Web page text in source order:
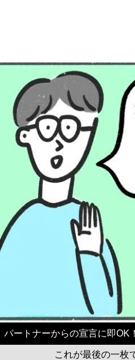
パートナーからの宣言に即OK
これが最後の一枚